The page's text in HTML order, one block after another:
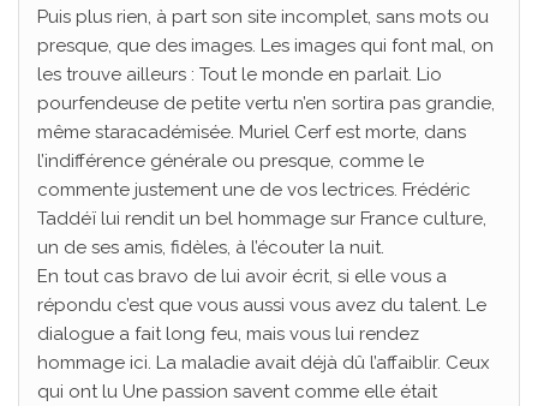
Puis plus rien, à part son site incomplet, sans mots ou
presque, que des images. Les images qui font mal, on
les trouve ailleurs : Tout le monde en parlait. Lio
pourfendeuse de petite vertu n’en sortira pas grandie,
même staracadémisée. Muriel Cerf est morte, dans
l’indifférence générale ou presque, comme le
commente justement une de vos lectrices. Frédéric
Taddéï lui rendit un bel hommage sur France culture,
un de ses amis, fidèles, à l’écouter la nuit.
En tout cas bravo de lui avoir écrit, si elle vous a
répondu c’est que vous aussi vous avez du talent. Le
dialogue a fait long feu, mais vous lui rendez
hommage ici. La maladie avait déjà dû l’affaiblir. Ceux
qui ont lu Une passion savent comme elle était